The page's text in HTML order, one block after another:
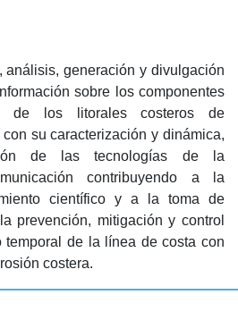
análisis, generación y divulgación
sobre los componentes
de los litorales costeros de
su caracterización y dinámica,
de las tecnologías de la
contribuyendo a la
científico y a la toma de
prevención, mitigación y control
de la línea de costa con
costera.